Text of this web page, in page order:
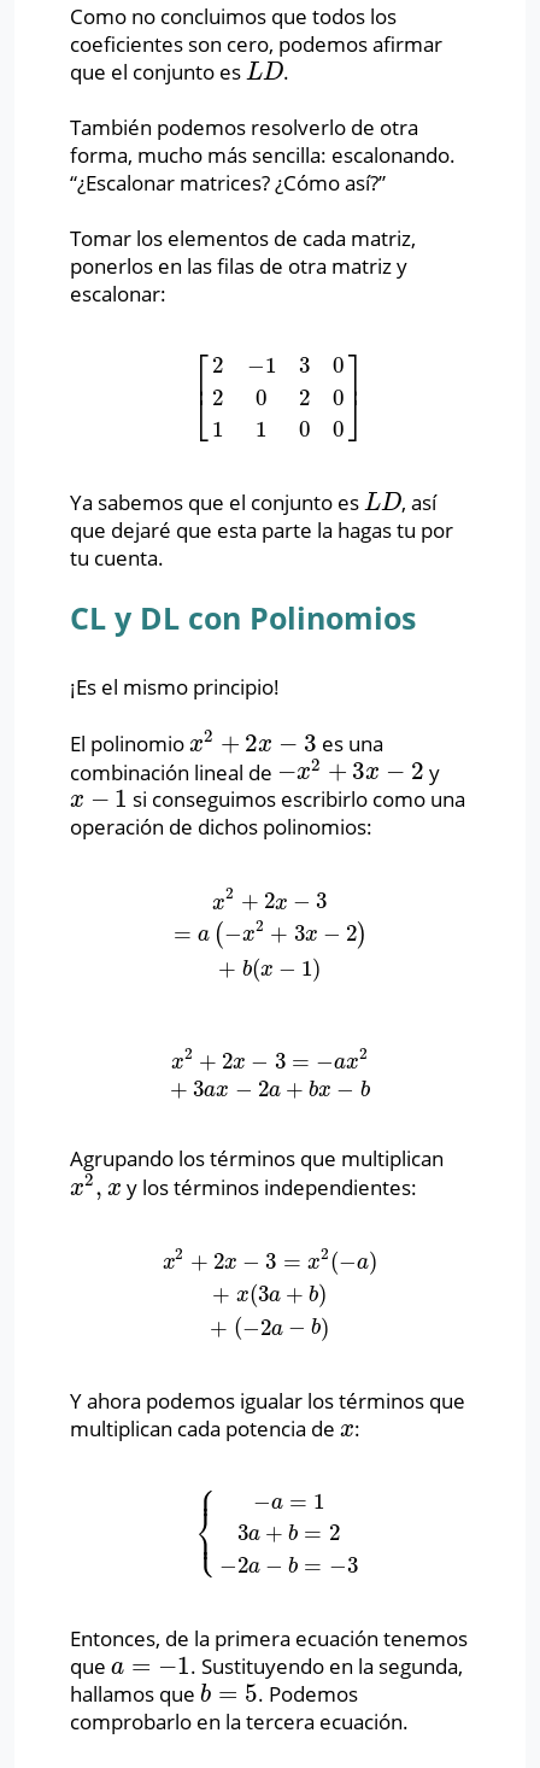
Como no concluimos que todos los
coeficientes son cero, podemos afirmar
que el conjunto es LD
LD .
También podemos resolverlo de otra
forma, mucho más sencilla: escalonando.
“¿Escalonar matrices? ¿Cómo así?”
Tomar los elementos de cada matriz,
ponerlos en las filas de otra matriz y
escalonar:
⎡
⎣
⎢ 2
2
1
−1
0
1
3
2
0
0
0
0
⎤
⎦⎥
2 −1 20 11 0]
Ya sabemos que el conjunto es LD
LD , así
que dejaré que esta parte la hagas tu por
tu cuenta.
CL y DL con Polinomios
¡Es el mismo principio!
El polinomio x2 + 2x − 3
x2 +2x−3
es una
combinación lineal de −x2 + 3x − 2
−x2+ 3x −2 y
x − 1
x− 1
si conseguimos escribirlo como una
operación de dichos polinomios:
x2 + 2x − 3
= a (−x2 + 3x − 2)
+ b(x − 1)
3=a (−x 2+3x−2
x2 + 2x − 3 = −ax2
+ 3ax − 2a + bx − b
+2x −3 =−a x2 +3 ax −2a+bx
Agrupando los términos que multiplican
x2, x
x2,x y los términos independientes:
x2 + 2x − 3 = x2(−a)
+ x(3a + b)
+ (−2a − b)
2x−3= x2( −a +x(3 a+b)+(−2a
Y ahora podemos igualar los términos que
multiplican cada potencia de x
x:
⎧
⎩
⎨⎪
⎪
−a = 1
3a + b = 2
−2a − b = −3
{− 13a +b =2−2 a−
Entonces, de la primera ecuación tenemos
que a = −1
a=−1
. Sustituyendo en la segunda,
hallamos que b = 5
b =5
. Podemos
comprobarlo en la tercera ecuación.